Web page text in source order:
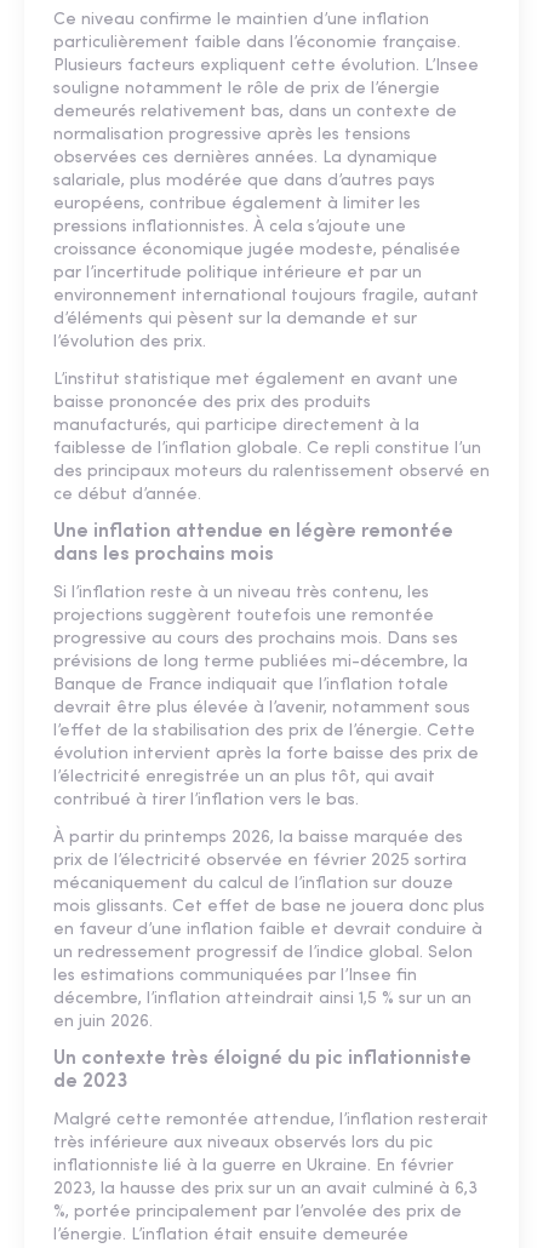
Ce niveau confirme le maintien d’une inflation
particulièrement faible dans l’économie française.
Plusieurs facteurs expliquent cette évolution. L’Insee
souligne notamment le rôle de prix de l’énergie
demeurés relativement bas, dans un contexte de
normalisation progressive après les tensions
observées ces dernières années. La dynamique
salariale, plus modérée que dans d’autres pays
européens, contribue également à limiter les
pressions inflationnistes. À cela s’ajoute une
croissance économique jugée modeste, pénalisée
par l’incertitude politique intérieure et par un
environnement international toujours fragile, autant
d’éléments qui pèsent sur la demande et sur
l’évolution des prix.
L’institut statistique met également en avant une
baisse prononcée des prix des produits
manufacturés, qui participe directement à la
faiblesse de l’inflation globale. Ce repli constitue l’un
des principaux moteurs du ralentissement observé en
ce début d’année.
Une inflation attendue en légère remontée
dans les prochains mois
Si l’inflation reste à un niveau très contenu, les
projections suggèrent toutefois une remontée
progressive au cours des prochains mois. Dans ses
prévisions de long terme publiées mi-décembre, la
Banque de France indiquait que l’inflation totale
devrait être plus élevée à l’avenir, notamment sous
l’effet de la stabilisation des prix de l’énergie. Cette
évolution intervient après la forte baisse des prix de
l’électricité enregistrée un an plus tôt, qui avait
contribué à tirer l’inflation vers le bas.
À partir du printemps 2026, la baisse marquée des
prix de l’électricité observée en février 2025 sortira
mécaniquement du calcul de l’inflation sur douze
mois glissants. Cet effet de base ne jouera donc plus
en faveur d’une inflation faible et devrait conduire à
un redressement progressif de l’indice global. Selon
les estimations communiquées par l’Insee fin
décembre, l’inflation atteindrait ainsi 1,5 % sur un an
en juin 2026.
Un contexte très éloigné du pic inflationniste
de 2023
Malgré cette remontée attendue, l’inflation resterait
très inférieure aux niveaux observés lors du pic
inflationniste lié à la guerre en Ukraine. En février
2023, la hausse des prix sur un an avait culminé à 6,3
%, portée principalement par l’envolée des prix de
l’énergie. L’inflation était ensuite demeurée